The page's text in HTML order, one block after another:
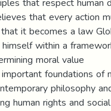
that every action
it becomes a law
within a
moral value
foundations of
philosophy
human rights and